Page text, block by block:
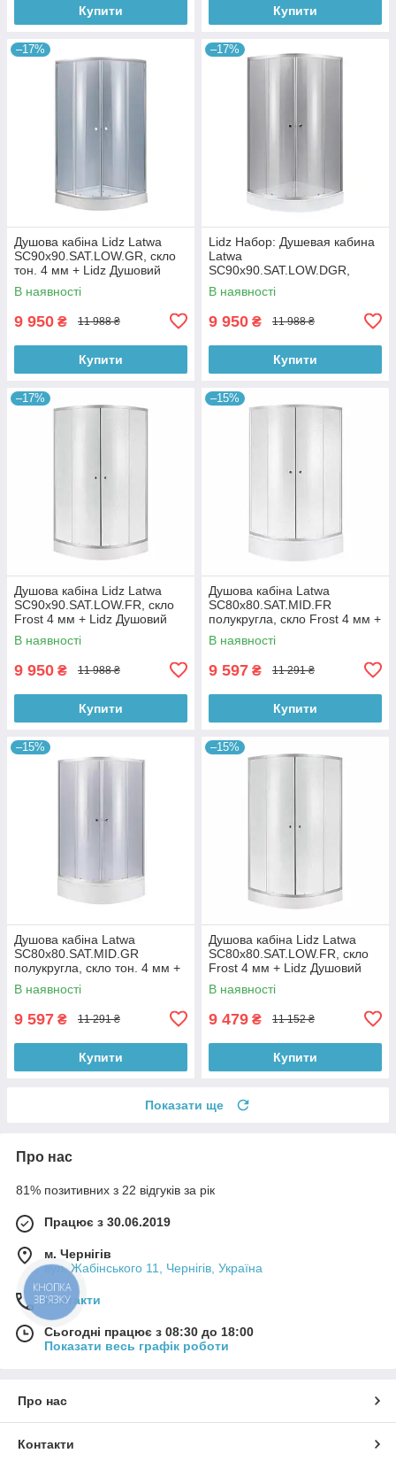
Купити Купити
–17%
Душова кабіна Lidz Latwa
SC90x90.SAT.LOW.GR, скло
тон. 4 мм + Lidz Душовий
піддон KAPIELKA ST90x90x14
В наявності
9 950 ₴ 11 988 ₴
Купити
–17%
Lidz Набор: Душевая кабина
Latwa
SC90x90.SAT.LOW.DGR,
полукруглая, стекло
тонированное 4 мм +
ST90x90x14
В наявності
9 950 ₴ 11 988 ₴
Купити
–17%
Душова кабіна Lidz Latwa
SC90x90.SAT.LOW.FR, скло
Frost 4 мм + Lidz Душовий
піддон KAPIELKA ST90x90x14
В наявності
9 950 ₴ 11 988 ₴
Купити
–15%
Душова кабіна Latwa
SC80x80.SAT.MID.FR
полукругла, скло Frost 4 мм +
Душовий піддон KAPIELKA
ST80x80x26, з панеллю Lidz
В наявності
9 597 ₴ 11 291 ₴
Купити
–15%
Душова кабіна Latwa
SC80x80.SAT.MID.GR
полукругла, скло тон. 4 мм +
Душовий піддон KAPIELKA
ST80x80x26, з панеллю Lidz
В наявності
9 597 ₴ 11 291 ₴
Купити
–15%
Душова кабіна Lidz Latwa
SC80x80.SAT.LOW.FR, скло
Frost 4 мм + Lidz Душовий
піддон KAPIELKA ST80x80x14
В наявності
9 479 ₴ 11 152 ₴
Купити
Показати ще
Про нас
81% позитивних з 22 відгуків за рік
Працює з 30.06.2019
м. Чернігів
вул. Жабінського 11, Чернігів, Україна
Контакти
Сьогодні працює з 08:30 до 18:00
Показати весь графік роботи
Про нас
Контакти
КНОПКА
ЗВ'ЯЗКУ